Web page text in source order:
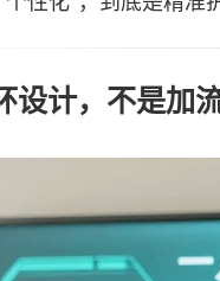
设计，不是加